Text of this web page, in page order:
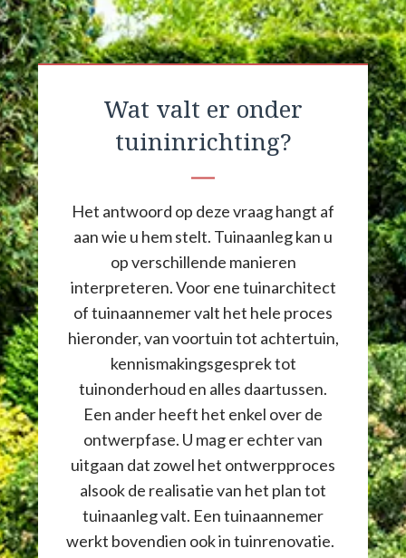
Wat valt er onder
tuininrichting?
Het antwoord op deze vraag hangt af
aan wie u hem stelt. Tuinaanleg kan u
op verschillende manieren
interpreteren. Voor ene tuinarchitect
of tuinaannemer valt het hele proces
hieronder, van voortuin tot achtertuin,
kennismakingsgesprek tot
tuinonderhoud en alles daartussen.
Een ander heeft het enkel over de
ontwerpfase. U mag er echter van
uitgaan dat zowel het ontwerpproces
alsook de realisatie van het plan tot
tuinaanleg valt. Een tuinaannemer
werkt bovendien ook in tuinrenovatie.